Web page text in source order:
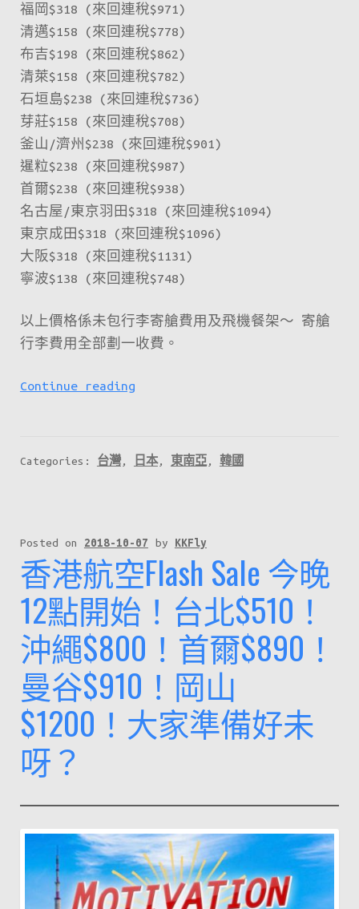
福岡$318 (來回連稅$971)
清邁$158 (來回連稅$778)
布吉$198 (來回連稅$862)
清萊$158 (來回連稅$782)
石垣島$238 (來回連稅$736)
芽莊$158 (來回連稅$708)
釜山/濟州$238 (來回連稅$901)
暹粒$238 (來回連稅$987)
首爾$238 (來回連稅$938)
名古屋/東京羽田$318 (來回連稅$1094)
東京成田$318 (來回連稅$1096)
大阪$318 (來回連稅$1131)
寧波$138 (來回連稅$748)
以上價格係未包行李寄艙費用及飛機餐架～ 寄艙
行李費用全部劃一收費。
Continue readingHK
新
個
航
點
有
平！
單
程
飛
台
南
亞
$158、
日
本/
Categories: 台灣, 日本, 東南亞 , 韓國
Posted on 2018-10-07 by KKFly
香港航空Flash Sale 今晚
12點開始！台北$510！
沖繩$800！首爾$890！
曼谷$910！岡山
$1200！大家準備好未
呀？